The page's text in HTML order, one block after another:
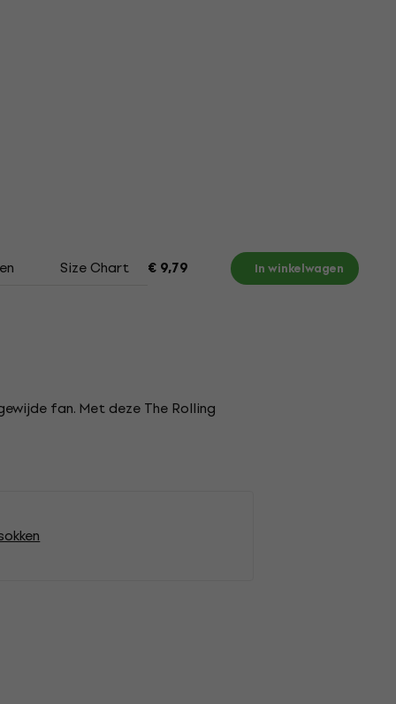
Size Chart € 9,79 In winkelwagen
fan. Met deze The Rolling